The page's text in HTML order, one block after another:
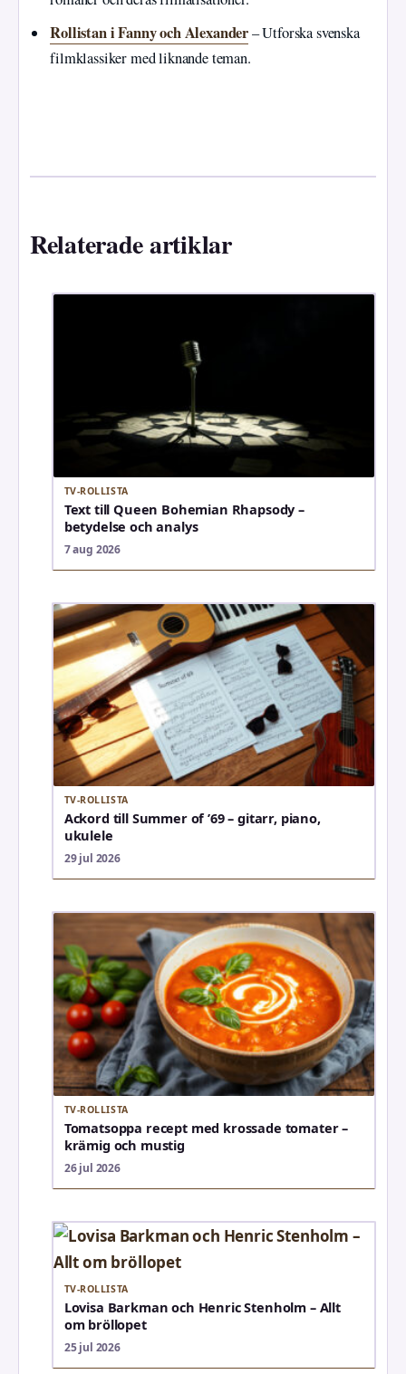
Rollistan i Fanny och Alexander– Utforska svenska
filmklassiker med liknande teman.
Relaterade artiklar
TV-ROLLISTA
Text till Queen Bohemian Rhapsody –
betydelse och analys
7 aug 2026
TV-ROLLISTA
Ackord till Summer of ’69 – gitarr, piano,
ukulele
29 jul 2026
TV-ROLLISTA
Tomatsoppa recept med krossade tomater –
krämig och mustig
26 jul 2026
TV-ROLLISTA
Lovisa Barkman och Henric Stenholm – Allt
om bröllopet
25 jul 2026